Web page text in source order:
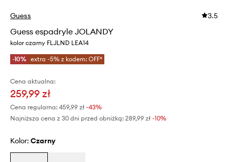
Guess 3.5
Guess espadryle JOLANDY
kolor czarny FLJLND LEA14
-10% extra -5% z kodem: OFF*
Cena aktualna:
259,99 zł
Cena regularna: 459,99 zł -43%
Najniższa cena z 30 dni przed obniżką: 289,99 zł -10%
Kolor: czarny